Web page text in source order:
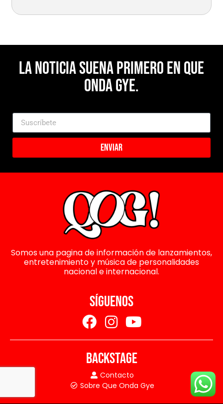
La noticia suena primero en Que
Onda Gye.
Enviar
Somos una pagina de información de lanzamientos,
entretenimiento y música de personalidades
nacional e internacional.
SÍGUENOS
BACKSTAGE
Contacto
Sobre Que Onda Gye